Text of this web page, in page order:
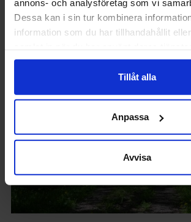
annons- och analysföretag som vi
Dessa kan i sin tur kombinera
information som du har tillhandahållit
Tillåt alla
Anpassa
Avvisa
Senaste nytt